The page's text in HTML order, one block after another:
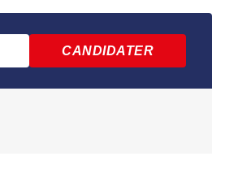
CANDIDATER